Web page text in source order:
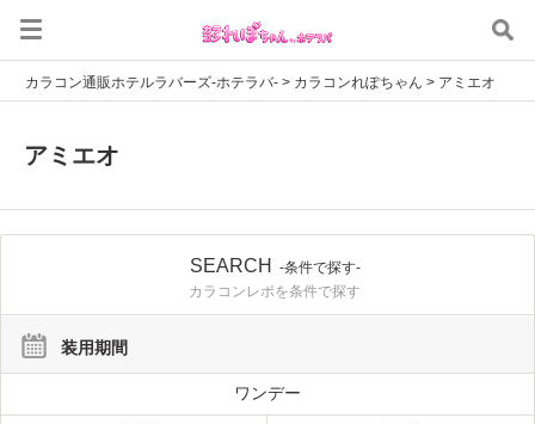
カラコン通販ホテルラバーズ-ホテラバ- > カラコンれぽちゃん > アミエオ
アミエオ
SEARCH
-条件で探す-
カラコンレポを条件で探す
装用期間
ワンデー